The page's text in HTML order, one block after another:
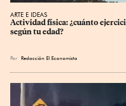
ARTE E IDEAS
Actividad física: ¿cuánto
según tu edad?
Por Redacción El Economista